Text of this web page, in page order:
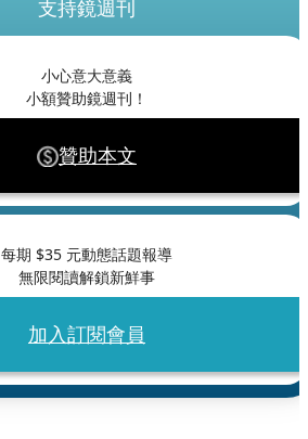
支持鏡週刊
小心意大意義
小額贊助鏡週刊！
贊助本文
每期 $35 元動態話題報導
無限閱讀解鎖新鮮事
加入訂閱會員